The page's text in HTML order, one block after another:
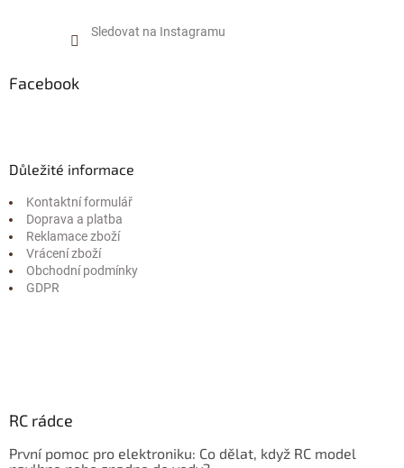
Sledovat na Instagramu
Facebook
Důležité informace
Kontaktní formulář
Doprava a platba
Reklamace zboží
Vrácení zboží
Obchodní podmínky
GDPR
RC rádce
První pomoc pro elektroniku: Co dělat, když RC model